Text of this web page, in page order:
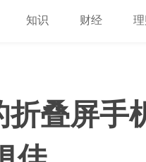
知识 财经
叠屏手